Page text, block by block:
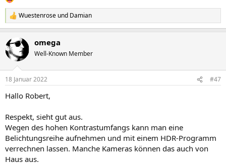
R
e
k
t
i
e
:
Wuestenrose und Damian
omega
Well-Known Member
18 Januar 2022 #47
Hallo Robert,
Respekt, sieht gut aus.
Wegen des hohen Kontrastumfangs kann man eine
Belichtungsreihe aufnehmen und mit einem HDR-Programm
verrechnen lassen. Manche Kameras können das auch von
Haus aus.